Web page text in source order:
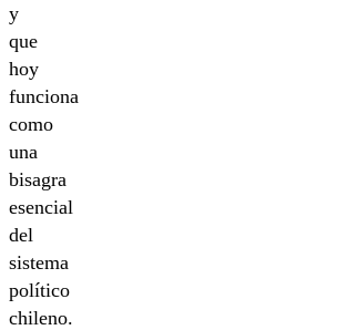
y
que
hoy
funciona
como
una
bisagra
esencial
del
sistema
político
chileno.